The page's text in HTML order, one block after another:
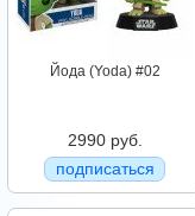
Йода (Yoda) #02
2990 руб.
подписаться